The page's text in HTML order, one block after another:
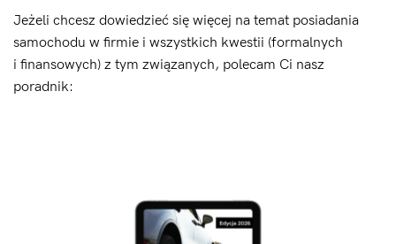
Jeżeli chcesz dowiedzieć się więcej na temat posiadania
samochodu w firmie i wszystkich kwestii (formalnych
i finansowych) z tym związanych, polecam Ci nasz
poradnik: